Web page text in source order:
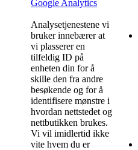
Google Analytics
Analysetjenestene vi
bruker innebærer at
vi plasserer en
tilfeldig ID på
enheten din for å
skille den fra andre
besøkende og for å
identifisere mønstre i
hvordan nettstedet og
nettbutikken brukes.
Vi vil imidlertid ikke
vite hvem du er